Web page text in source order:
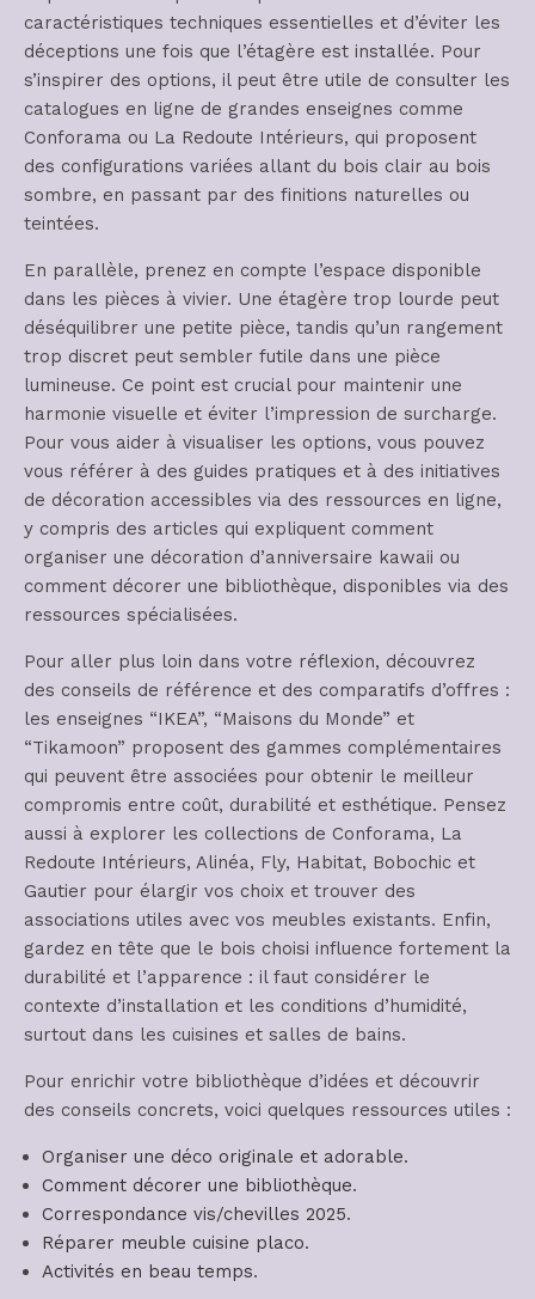
caractéristiques techniques essentielles et d’éviter les
déceptions une fois que l’étagère est installée. Pour
s’inspirer des options, il peut être utile de consulter les
catalogues en ligne de grandes enseignes comme
Conforama ou La Redoute Intérieurs, qui proposent
des configurations variées allant du bois clair au bois
sombre, en passant par des finitions naturelles ou
teintées.
En parallèle, prenez en compte l’espace disponible
dans les pièces à vivier. Une étagère trop lourde peut
déséquilibrer une petite pièce, tandis qu’un rangement
trop discret peut sembler futile dans une pièce
lumineuse. Ce point est crucial pour maintenir une
harmonie visuelle et éviter l’impression de surcharge.
Pour vous aider à visualiser les options, vous pouvez
vous référer à des guides pratiques et à des initiatives
de décoration accessibles via des ressources en ligne,
y compris des articles qui expliquent comment
organiser une décoration d’anniversaire kawaii ou
comment décorer une bibliothèque, disponibles via des
ressources spécialisées.
Pour aller plus loin dans votre réflexion, découvrez
des conseils de référence et des comparatifs d’offres :
les enseignes “IKEA”, “Maisons du Monde” et
“Tikamoon” proposent des gammes complémentaires
qui peuvent être associées pour obtenir le meilleur
compromis entre coût, durabilité et esthétique. Pensez
aussi à explorer les collections de Conforama, La
Redoute Intérieurs, Alinéa, Fly, Habitat, Bobochic et
Gautier pour élargir vos choix et trouver des
associations utiles avec vos meubles existants. Enfin,
gardez en tête que le bois choisi influence fortement la
durabilité et l’apparence : il faut considérer le
contexte d’installation et les conditions d’humidité,
surtout dans les cuisines et salles de bains.
Pour enrichir votre bibliothèque d’idées et découvrir
des conseils concrets, voici quelques ressources utiles :
Organiser une déco originale et adorable.
Comment décorer une bibliothèque.
Correspondance vis/chevilles 2025.
Réparer meuble cuisine placo.
Activités en beau temps.